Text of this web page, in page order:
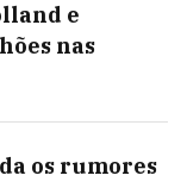
e
nas
os rumores